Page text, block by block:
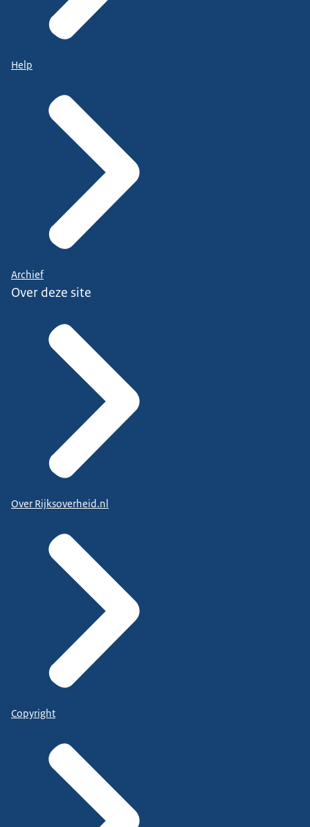
Help
Archief
Over deze site
Over Rijksoverheid.nl
Copyright